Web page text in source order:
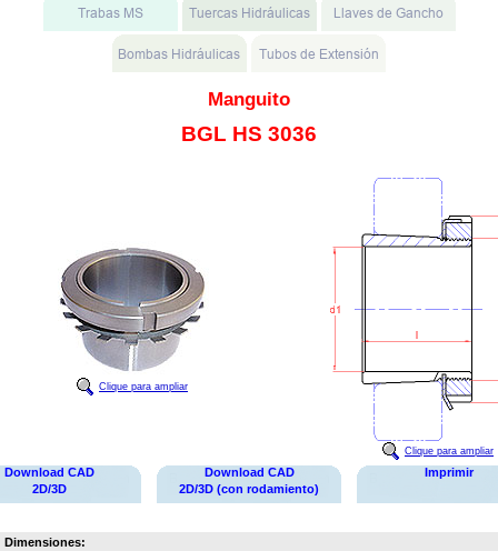
Manguito
BGL HS 3036
Clique para ampliar
Clique para ampliar
Download CAD
2D/3D
Download CAD
2D/3D (con rodamiento)
Imprimir
Dimensiones: